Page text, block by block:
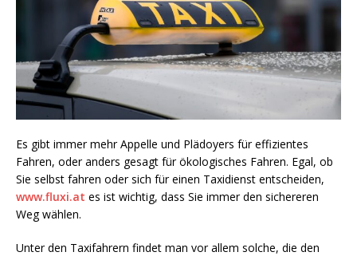
Es gibt immer mehr Appelle und Plädoyers für effizientes
Fahren, oder anders gesagt für ökologisches Fahren. Egal, ob
Sie selbst fahren oder sich für einen Taxidienst entscheiden,
www.fluxi.at es ist wichtig, dass Sie immer den sichereren
Weg wählen.
Unter den Taxifahrern findet man vor allem solche, die den